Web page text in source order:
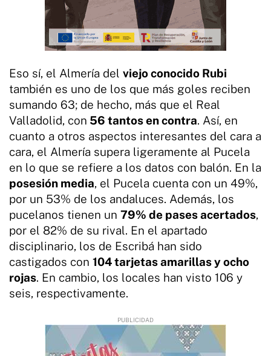
Eso sí, el Almería del viejo conocido Rubi
también es uno de los que más goles reciben
sumando 63; de hecho, más que el Real
Valladolid, con 56 tantos en contra. Así, en
cuanto a otros aspectos interesantes del cara a
cara, el Almería supera ligeramente al Pucela
en lo que se refiere a los datos con balón. En la
posesión media, el Pucela cuenta con un 49%,
por un 53% de los andaluces. Además, los
pucelanos tienen un 79% de pases acertados,
por el 82% de su rival. En el apartado
disciplinario, los de Escribá han sido
castigados con 104 tarjetas amarillas y ocho
rojas. En cambio, los locales han visto 106 y
seis, respectivamente.